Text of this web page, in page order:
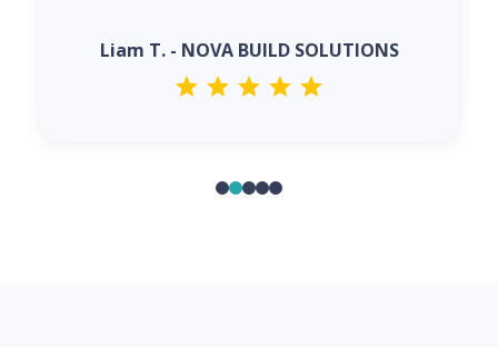
Liam T. - NOVA BUILD SOLUTIONS